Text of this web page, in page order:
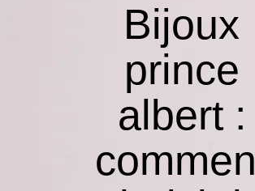
Bijoux
prince
albert :